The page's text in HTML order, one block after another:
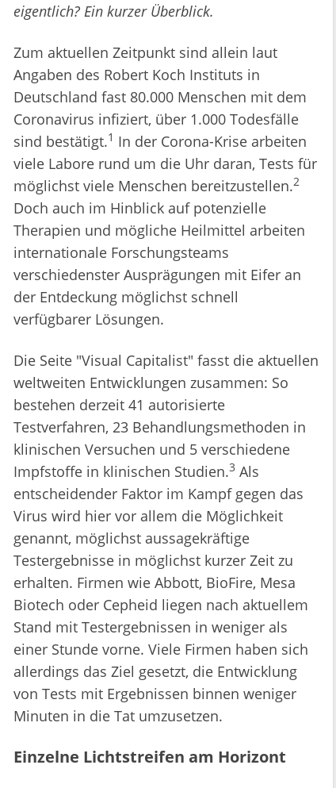
eigentlich? Ein kurzer Überblick.
Zum aktuellen Zeitpunkt sind allein laut
Angaben des Robert Koch Instituts in
Deutschland fast 80.000 Menschen mit dem
Coronavirus infiziert, über 1.000 Todesfälle
sind bestätigt.1 In der Corona-Krise arbeiten
viele Labore rund um die Uhr daran, Tests für
möglichst viele Menschen bereitzustellen.2
Doch auch im Hinblick auf potenzielle
Therapien und mögliche Heilmittel arbeiten
internationale Forschungsteams
verschiedenster Ausprägungen mit Eifer an
der Entdeckung möglichst schnell
verfügbarer Lösungen.
Die Seite "Visual Capitalist" fasst die aktuellen
weltweiten Entwicklungen zusammen: So
bestehen derzeit 41 autorisierte
Testverfahren, 23 Behandlungsmethoden in
klinischen Versuchen und 5 verschiedene
Impfstoffe in klinischen Studien.3 Als
entscheidender Faktor im Kampf gegen das
Virus wird hier vor allem die Möglichkeit
genannt, möglichst aussagekräftige
Testergebnisse in möglichst kurzer Zeit zu
erhalten. Firmen wie Abbott, BioFire, Mesa
Biotech oder Cepheid liegen nach aktuellem
Stand mit Testergebnissen in weniger als
einer Stunde vorne. Viele Firmen haben sich
allerdings das Ziel gesetzt, die Entwicklung
von Tests mit Ergebnissen binnen weniger
Minuten in die Tat umzusetzen.
Einzelne Lichtstreifen am Horizont